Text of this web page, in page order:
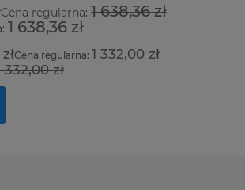
Cena regularna: 1 638,36 zł
1 638,36 zł
Cena regularna:1 332,00 zł
332,00 zł